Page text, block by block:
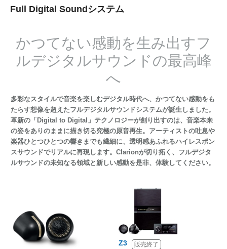
Full Digital Soundシステム
かつてない感動を生み出すフ
ルデジタルサウンドの最高峰
へ
多彩なスタイルで音楽を楽しむデジタル時代へ、かつてない感動をも
たらす想像を超えたフルデジタルサウンドシステムが誕生しました。
革新の「Digital to Digital」テクノロジーが創り出すのは、音楽本来
の姿をありのままに描き切る究極の原音再生。アーティストの吐息や
楽器ひとつひとつの響きまでも繊細に、透明感あふれるハイレスポン
スサウンドでリアルに再現します。Clarionが切り拓く、フルデジタ
ルサウンドの未知なる領域と新しい感動を是非、体験してください。
Z3
販売終了